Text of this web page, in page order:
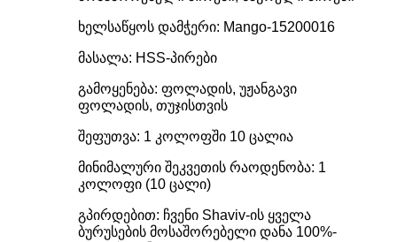
ხელსაწყოს დამჭერი: Mango-15200016
მასალა: HSS-პირები
გამოყენება: ფოლადის, უჟანგავი
ფოლადის, თუჯისთვის
შეფუთვა: 1 კოლოფში 10 ცალია
მინიმალური შეკვეთის რაოდენობა: 1
კოლოფი (10 ცალი)
გპირდებით: ჩვენი Shaviv-ის ყველა
ბურუსების მოსაშორებელი დანა 100%-